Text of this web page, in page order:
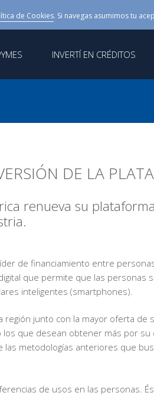
de Cookies. Si navegas asumimos tu
INVERTÍ EN CRÉDITOS
DE LA
renueva su
de financiamiento entre
que permite que las
inteligentes (smartphones).
junto con la mayor oferta de
que desean obtener más por su
metodologías anteriores que
de usos en las personas.